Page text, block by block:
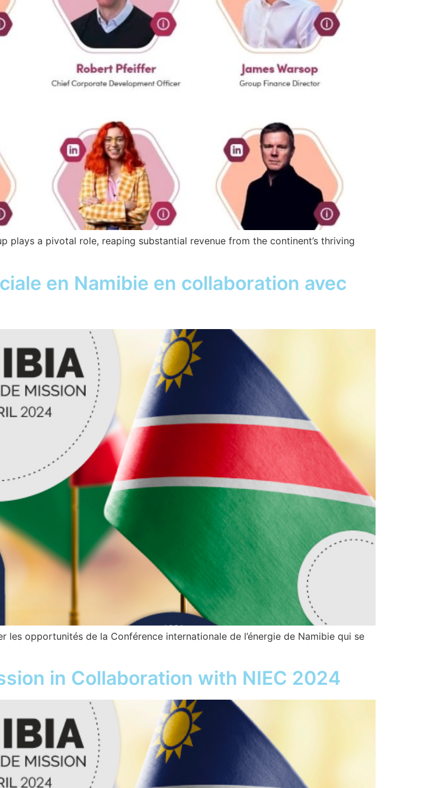
plays a pivotal role, reaping substantial revenue from the continent’s thriving
en Namibie en collaboration avec
opportunités de la Conférence internationale de l’énergie de Namibie qui se
in Collaboration with NIEC 2024